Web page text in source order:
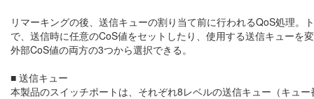
リマーキングの後、送信キューの割り当て前に行われるQoS処理
で、送信時に任意のCoS値をセットしたり、使用する送信キューを
外部CoS値の両方の3つから選択できる。
■ 送信キュー
本製品のスイッチポートは、それぞれ8レベルの送信キュー（キュ